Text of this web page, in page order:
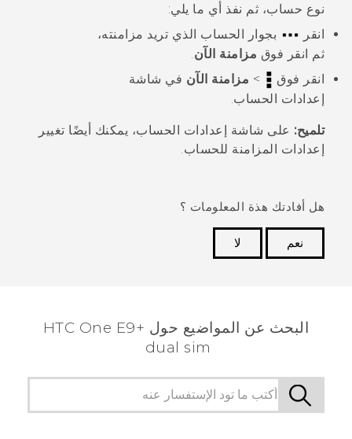
نوع حساب، ثم نفذ أي ما يلي:
انقر
بجوار الحساب الذي تريد مزامنته،
ثم انقر فوق مزامنة الآن.
انقر فوق
> مزامنة الآن في شاشة
إعدادات الحساب.
تلميح: على شاشة إعدادات الحساب، يمكنك أيضًا تغيير
إعدادات المزامنة للحساب.
هل أفادتك هذة المعلومات ؟
نعم
لا
البحث عن المواضيع حول HTC One E9+
dual sim